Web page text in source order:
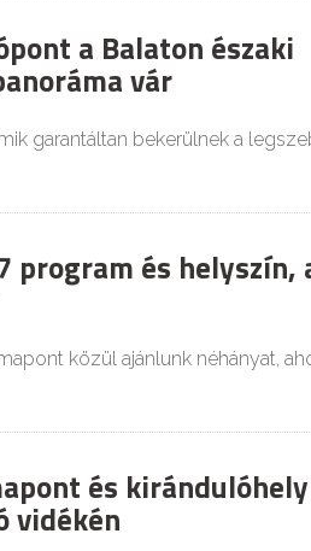
a Balaton északi
vár
garantáltan bekerülnek a
program és helyszín,
közül ajánlunk néhányat,
és
vidékén